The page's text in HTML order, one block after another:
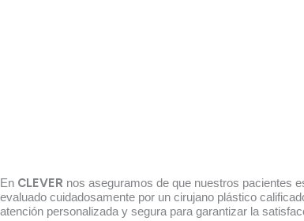
En CLEVER nos aseguramos de que nuestros pacientes
evaluado cuidadosamente por un cirujano plástico
atención personalizada y segura para garantizar la